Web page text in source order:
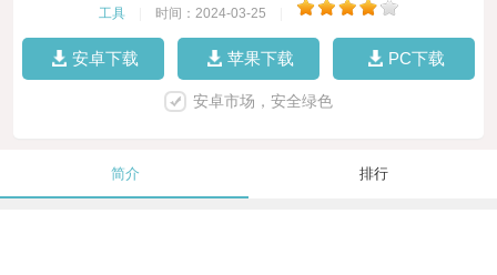
工具 时间：2024-03-25
安卓下载 苹果下载 PC下载
安卓市场，安全绿色
简介 排行